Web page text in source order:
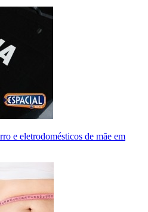
e eletrodomésticos de mãe em